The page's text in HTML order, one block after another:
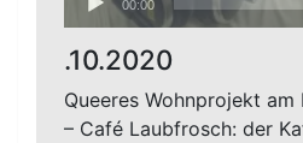
Player
00:00
.10.2020
Queeres Wohnprojekt am
– Café Laubfrosch: der